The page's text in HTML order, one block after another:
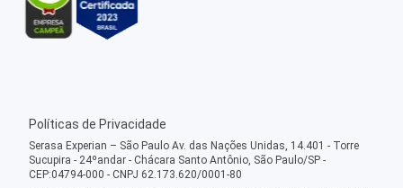
Políticas de Privacidade
Serasa Experian – São Paulo Av. das Nações Unidas, 14.401 - Torre
Sucupira - 24ºandar - Chácara Santo Antônio, São Paulo/SP -
CEP:04794-000 - CNPJ 62.173.620/0001-80